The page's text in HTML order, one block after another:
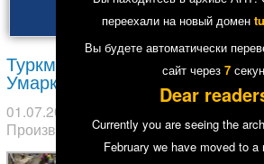
Туркменистан: На семью
Умаркулиева оказывается
01.07.2018
Произвол
7535
переехали на новый домен
Вы будете автоматически
сайт через7
Dear
Currently you are seeing the
February we have moved to a